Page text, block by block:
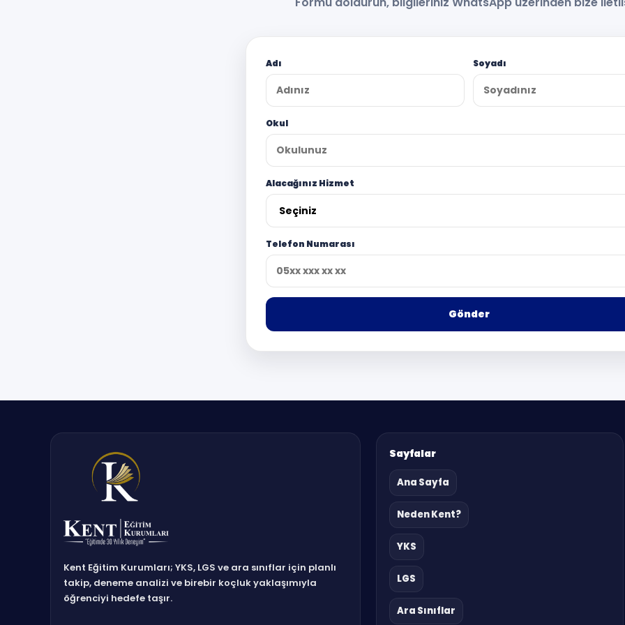
Adı Soyadı
Okul
Alacağınız Hizmet
Telefon Numarası
Gönder
Kent Eğitim Kurumları; YKS, LGS ve ara sınıflar için planlı
takip, deneme analizi ve birebir koçluk yaklaşımıyla
öğrenciyi hedefe taşır.
Sayfalar
Ana Sayfa
Neden Kent?
YKS
LGS
Ara Sınıflar